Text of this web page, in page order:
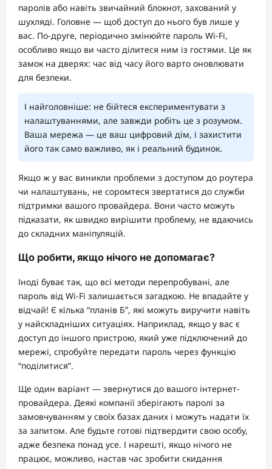
паролів або навіть звичайний блокнот, захований у
шухляді. Головне — щоб доступ до нього був лише у
вас. По-друге, періодично змінюйте пароль Wi-Fi,
особливо якщо ви часто ділитеся ним із гостями. Це як
замок на дверях: час від часу його варто оновлювати
для безпеки.
І найголовніше: не бійтеся експериментувати з
налаштуваннями, але завжди робіть це з розумом.
Ваша мережа — це ваш цифровий дім, і захистити
його так само важливо, як і реальний будинок.
Якщо ж у вас виникли проблеми з доступом до роутера
чи налаштувань, не соромтеся звертатися до служби
підтримки вашого провайдера. Вони часто можуть
підказати, як швидко вирішити проблему, не вдаючись
до складних маніпуляцій.
Що робити, якщо нічого не допомагає?
Іноді буває так, що всі методи перепробувані, але
пароль від Wi-Fi залишається загадкою. Не впадайте у
відчай! Є кілька “планів Б”, які можуть виручити навіть
у найскладніших ситуаціях. Наприклад, якщо у вас є
доступ до іншого пристрою, який уже підключений до
мережі, спробуйте передати пароль через функцію
“поділитися”.
Ще один варіант — звернутися до вашого інтернет-
провайдера. Деякі компанії зберігають паролі за
замовчуванням у своїх базах даних і можуть надати їх
за запитом. Але будьте готові підтвердити свою особу,
адже безпека понад усе. І нарешті, якщо нічого не
працює, можливо, настав час зробити скидання